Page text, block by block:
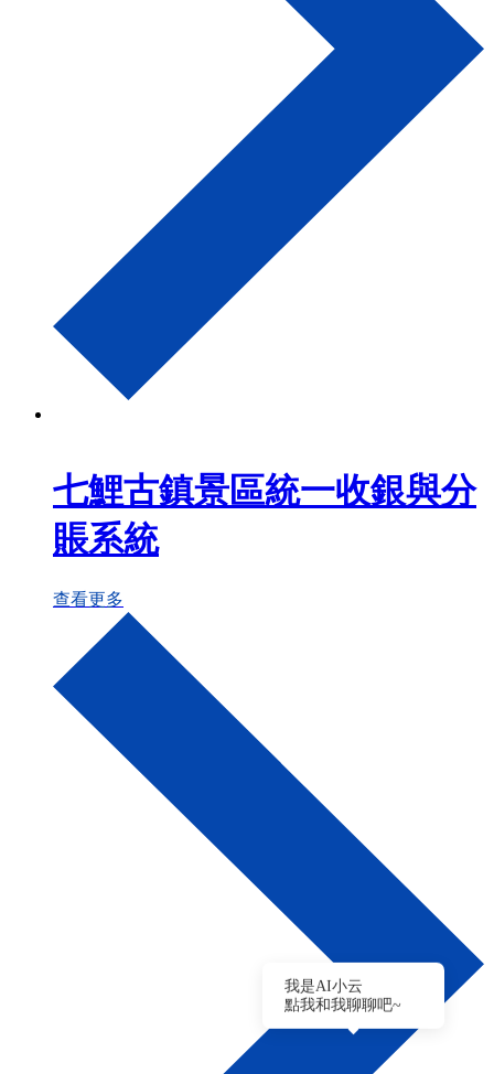
七鯉古鎮景區統一收銀與分
賬系統
查看更多
點我和我聊聊吧~